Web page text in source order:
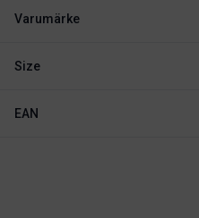
Varumärke
Size
EAN